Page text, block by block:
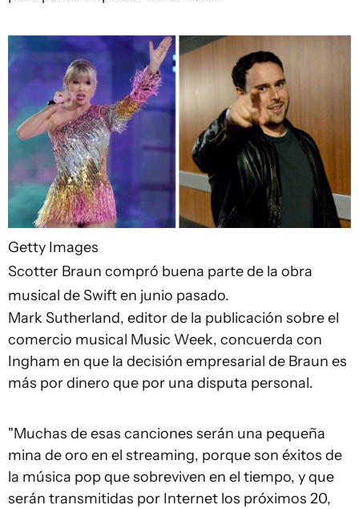
Getty Images
Scotter Braun compró buena parte de la obra
musical de Swift en junio pasado.
Mark Sutherland, editor de la publicación sobre el
comercio musical Music Week, concuerda con
Ingham en que la decisión empresarial de Braun es
más por dinero que por una disputa personal.
"Muchas de esas canciones serán una pequeña
mina de oro en el streaming, porque son éxitos de
la música pop que sobreviven en el tiempo, y que
serán transmitidas por Internet los próximos 20,